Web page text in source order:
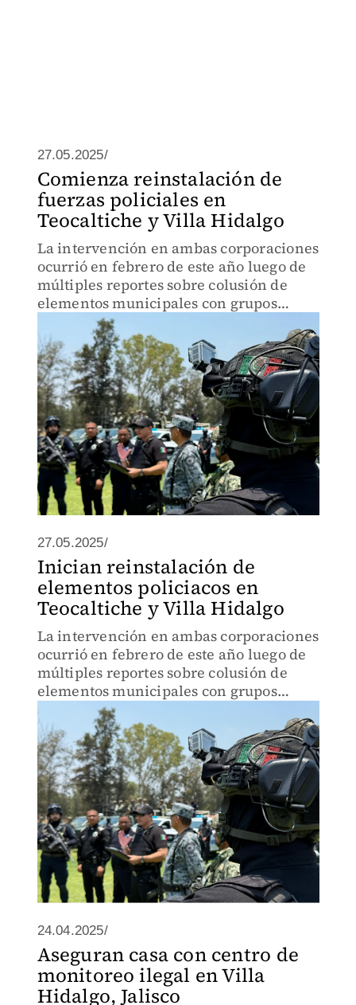
27.05.2025/
Comienza reinstalación de
fuerzas policiales en
Teocaltiche y Villa Hidalgo
La intervención en ambas corporaciones
ocurrió en febrero de este año luego de
múltiples reportes sobre colusión de
elementos municipales con grupos
delictivos.
27.05.2025/
Inician reinstalación de
elementos policiacos en
Teocaltiche y Villa Hidalgo
La intervención en ambas corporaciones
ocurrió en febrero de este año luego de
múltiples reportes sobre colusión de
elementos municipales con grupos
delictivos
24.04.2025/
Aseguran casa con centro de
monitoreo ilegal en Villa
Hidalgo, Jalisco